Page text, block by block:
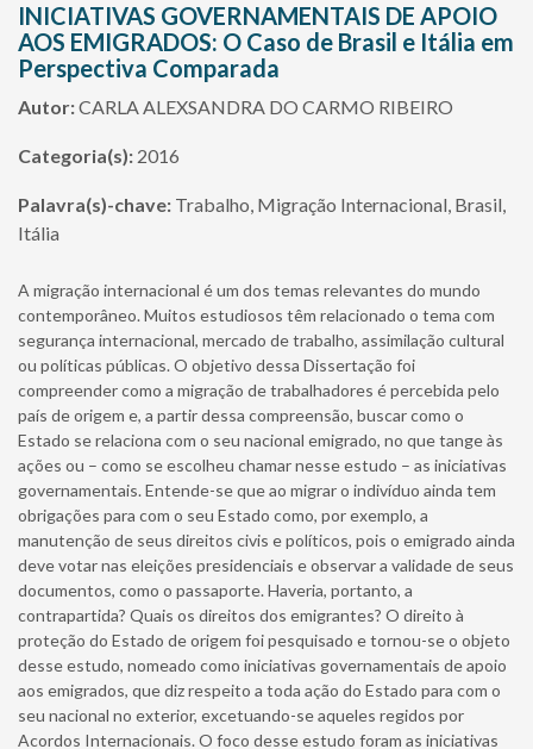
INICIATIVAS GOVERNAMENTAIS DE APOIO
AOS EMIGRADOS: O Caso de Brasil e Itália em
Perspectiva Comparada
Autor:CARLA ALEXSANDRA DO CARMO RIBEIRO
Categoria(s): 2016
Palavra(s)-chave: Trabalho, Migração Internacional, Brasil,
Itália
A migração internacional é um dos temas relevantes do mundo
contemporâneo. Muitos estudiosos têm relacionado o tema com
segurança internacional, mercado de trabalho, assimilação cultural
ou políticas públicas. O objetivo dessa Dissertação foi
compreender como a migração de trabalhadores é percebida pelo
país de origem e, a partir dessa compreensão, buscar como o
Estado se relaciona com o seu nacional emigrado, no que tange às
ações ou – como se escolheu chamar nesse estudo – as iniciativas
governamentais. Entende-se que ao migrar o indivíduo ainda tem
obrigações para com o seu Estado como, por exemplo, a
manutenção de seus direitos civis e políticos, pois o emigrado ainda
deve votar nas eleições presidenciais e observar a validade de seus
documentos, como o passaporte. Haveria, portanto, a
contrapartida? Quais os direitos dos emigrantes? O direito à
proteção do Estado de origem foi pesquisado e tornou-se o objeto
desse estudo, nomeado como iniciativas governamentais de apoio
aos emigrados, que diz respeito a toda ação do Estado para com o
seu nacional no exterior, excetuando-se aqueles regidos por
Acordos Internacionais. O foco desse estudo foram as iniciativas